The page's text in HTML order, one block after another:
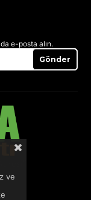
e-posta alın.
Gönder
ve